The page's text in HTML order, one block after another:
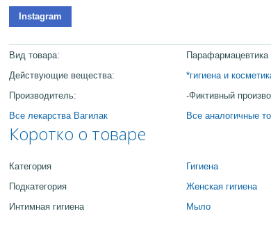
Instagram
Вид товара:
Парафармацевтика
Действующие вещества:
*гигиена и
Производитель:
-Фиктивный
Все лекарства Вагилак
Все аналогичные
Коротко о товаре
Категория
Гигиена
Подкатегория
Женская гигиена
Интимная гигиена
Мыло